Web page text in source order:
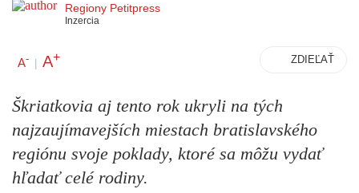
Regiony Petitpress
Inzercia
A- | A+ ZDIEĽAŤ
Škriatkovia aj tento rok ukryli na tých
najzaujímavejších miestach bratislavského
regiónu svoje poklady, ktoré sa môžu vydať
hľadať celé rodiny.